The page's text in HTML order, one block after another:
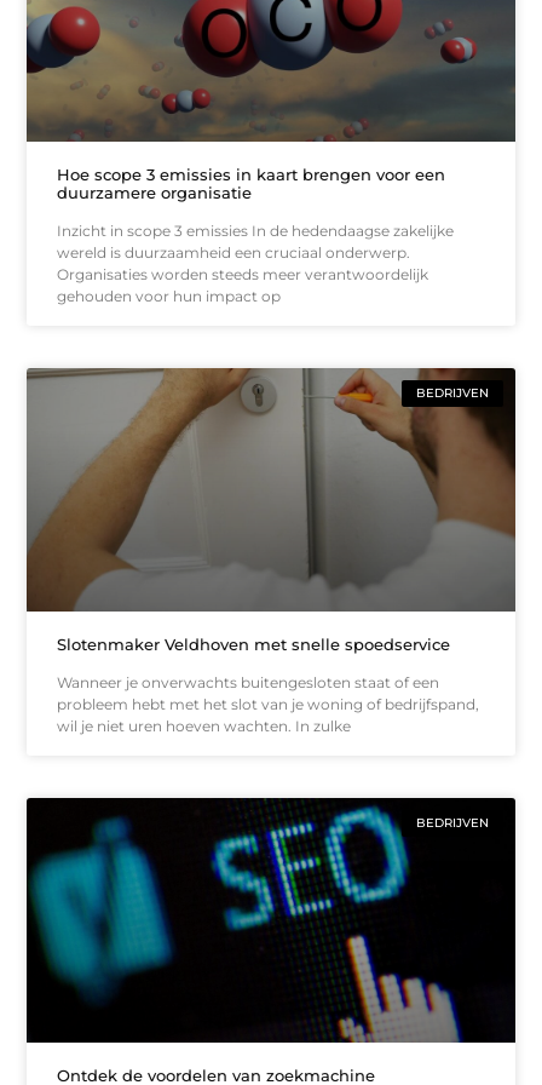
Hoe scope 3 emissies in kaart brengen voor een
duurzamere organisatie
Inzicht in scope 3 emissies In de hedendaagse zakelijke
wereld is duurzaamheid een cruciaal onderwerp.
Organisaties worden steeds meer verantwoordelijk
gehouden voor hun impact op
BEDRIJVEN
Slotenmaker Veldhoven met snelle spoedservice
Wanneer je onverwachts buitengesloten staat of een
probleem hebt met het slot van je woning of bedrijfspand,
wil je niet uren hoeven wachten. In zulke
BEDRIJVEN
Ontdek de voordelen van zoekmachine